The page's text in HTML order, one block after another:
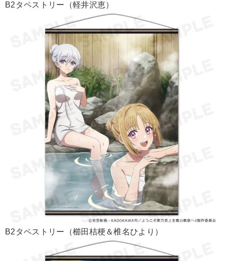
B2タペストリー（軽井沢恵）
B2タペストリー（櫛田桔梗＆椎名ひより）